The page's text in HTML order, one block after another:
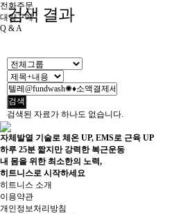
전화주문
대량구매
Q & A
검색 결과
검색
검색된 자료가 하나도 없습니다.
자체발열 기술로 체온 UP, EMS로 근육 UP
하루 25분 짧지만 강력한 복근운동
내 몸을 위한 최소한의 노력,
히트니스로 시작하세요
히트니스 소개
이용약관
개인정보처리방침